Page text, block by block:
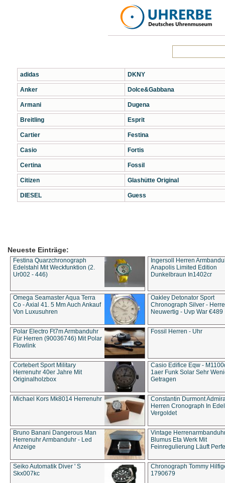
adidas
Anker
Armani
Breitling
Cartier
Casio
Certina
Citizen
DIESEL
DKNY
Dolce&Gabbana
Dugena
Esprit
Festina
Fortis
Fossil
Glashütte Original
Guess
Neueste Einträge:
Festina Quarzchronograph
Edelstahl Mit Weckfunktion (2.
Ur002 - 446)
Ingersoll Herren
Anapolis Limited Edition
Dunkelbraun In1402cr
Omega Seamaster Aqua Terra
Co - Axial 41. 5 Mm Auch Ankauf
Von Luxusuhren
Oakley Detonator Sport
Chronograph Silver -
Neuwertig - Uvp War €489
Polar Electro Ft7m Armbanduhr
Für Herren (90036746) Mit Polar
Flowlink
Fossil Herren - Uhr
Cortebert Sport Military
Herrenuhr 40er Jahre Mit
Originalholzbox
Casio Edifice Eqw -
1aer Funk Solar Sehr
Getragen
Michael Kors Mk8014 Herrenuhr
Constantin Durmont
Herren Cronograph In
Vergoldet
Bruno Banani Dangerous Man
Herrenuhr Armbanduhr - Led
Anzeige
Vintage
Blumus Eta Werk Mit
Feinregulierung Läuft
Seiko Automatik Diver ' S
Skx007kc
Chronograph Tommy
1790679